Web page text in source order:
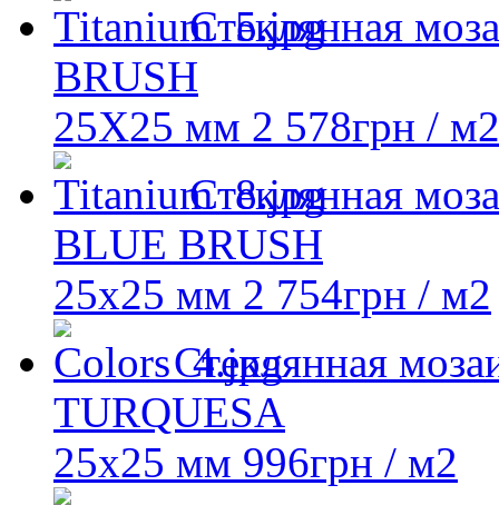
Стеклянная
BRUSH
25X25 мм 2 578грн / м2
Стеклянная
BLUE BRUSH
25х25 мм 2 754грн / м2
Стеклянная
TURQUESA
25х25 мм 996грн / м2